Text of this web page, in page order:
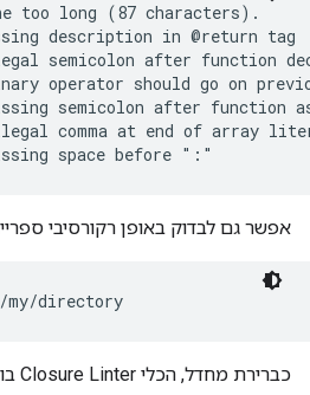
too long (87 characters).
description in @return tag
semicolon after function
operator should go on
semicolon after function
comma at end of array
אפשר גם לבדוק באופן רקורסיבי